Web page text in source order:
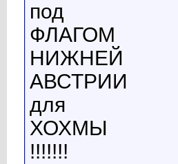
под
ФЛАГОМ
НИЖНЕЙ
АВСТРИИ
для
ХОХМЫ
!!!!!!!